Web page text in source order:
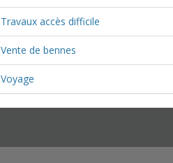
Travaux accès difficile
Vente de bennes
Voyage